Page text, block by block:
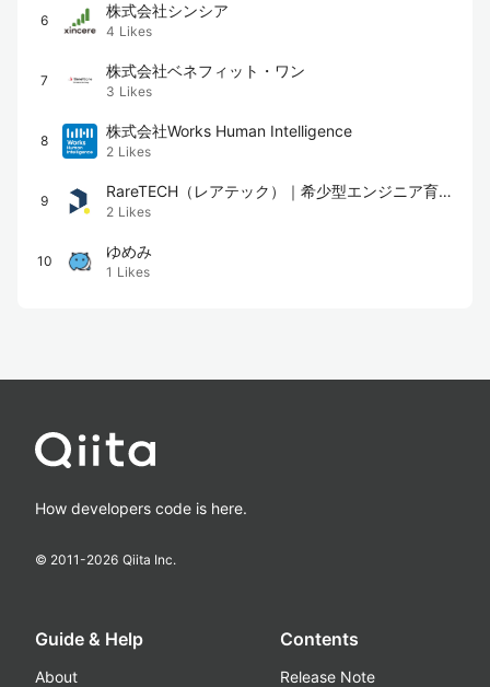
6
株式会社シンシア
4 Likes
7
株式会社ベネフィット・ワン
3 Likes
8
株式会社Works Human Intelligence
2 Likes
9
RareTECH（レアテック）｜希少型エンジニア育成
スクール
2 Likes
10
ゆめみ
1 Likes
How developers code is here.
© 2011-2026 Qiita Inc.
Guide & Help
About
Contents
Release Note